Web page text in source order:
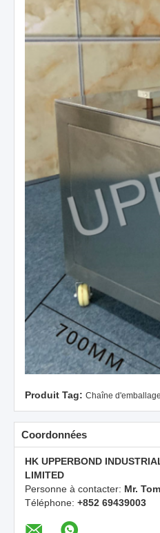
Produit Tag: Chaîne
Coordonnées
HK UPPERBOND
LIMITED
Personne à contacter: Mr. Tom
Téléphone: +852 69439003